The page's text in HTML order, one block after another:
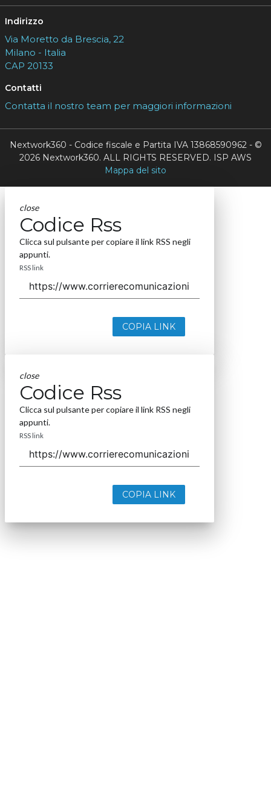
Indirizzo
Via Moretto da Brescia, 22
Milano - Italia
CAP 20133
Contatti
Contatta il nostro team per maggiori informazioni
Nextwork360 - Codice fiscale e Partita IVA 13868590962 - ©
2026 Nextwork360. ALL RIGHTS RESERVED. ISP AWS
Mappa del sito
close
Codice Rss
Clicca sul pulsante per copiare il link RSS negli
appunti.
RSS link
COPIA LINK
close
Codice Rss
Clicca sul pulsante per copiare il link RSS negli
appunti.
RSS link
COPIA LINK